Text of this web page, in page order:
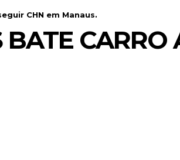
CHN em Manaus.
CARRO